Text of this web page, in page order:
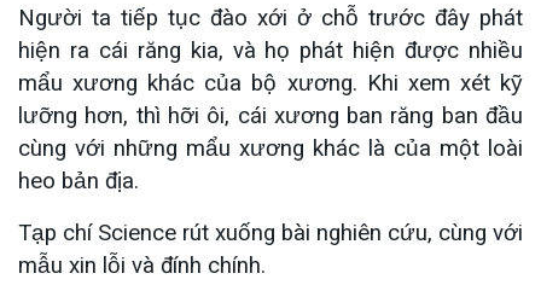
Người ta tiếp tục đào xới ở chỗ trước đây phát
hiện ra cái răng kia, và họ phát hiện được nhiều
mẩu xương khác của bộ xương. Khi xem xét kỹ
lưỡng hơn, thì hỡi ôi, cái xương ban răng ban đầu
cùng với những mẩu xương khác là của một loài
heo bản địa.
Tạp chí Science rút xuống bài nghiên cứu, cùng với
mẫu xin lỗi và đính chính.